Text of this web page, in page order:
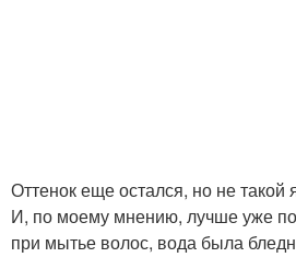
Оттенок еще остался, но не
И, по моему мнению, лучше уже
при мытье волос, вода была